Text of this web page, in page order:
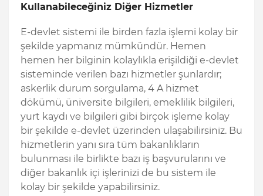
Kullanabileceğiniz Diğer Hizmetler
E-devlet sistemi ile birden fazla işlemi kolay bir
şekilde yapmanız mümkündür. Hemen
hemen her bilginin kolaylıkla erişildiği e-devlet
sisteminde verilen bazı hizmetler şunlardır;
askerlik durum sorgulama, 4 A hizmet
dökümü, üniversite bilgileri, emeklilik bilgileri,
yurt kaydı ve bilgileri gibi birçok işleme kolay
bir şekilde e-devlet üzerinden ulaşabilirsiniz. Bu
hizmetlerin yanı sıra tüm bakanlıkların
bulunması ile birlikte bazı iş başvurularını ve
diğer bakanlık içi işlerinizi de bu sistem ile
kolay bir şekilde yapabilirsiniz.